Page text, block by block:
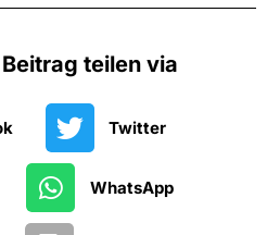
teilen via
Twitter
WhatsApp